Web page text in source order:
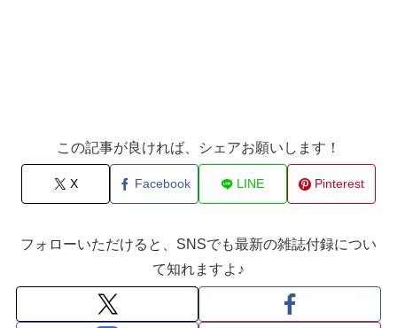
この記事が良ければ、シェアお願いします！
X Facebook LINE Pinterest
フォローいただけると、SNSでも最新の雑誌付録につい
て知れますよ♪